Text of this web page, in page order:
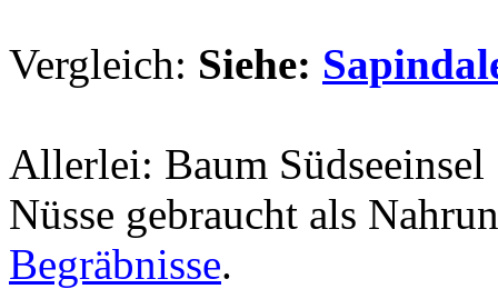
Vergleich: Siehe:
Allerlei: Baum Südseeinsel
Nüsse gebraucht als
Begräbnisse.